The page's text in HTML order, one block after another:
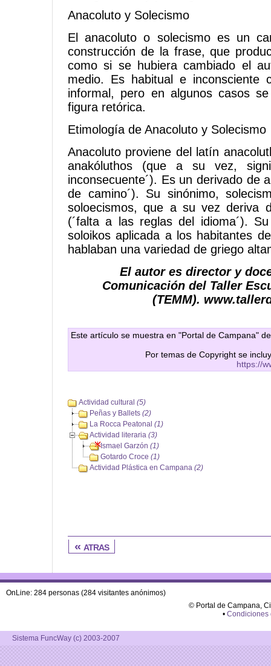
Anacoluto y Solecismo
El anacoluto o solecismo es un
construcción de la frase, que
como si se hubiera cambiado el
medio. Es habitual e inconsciente
informal, pero en algunos casos
figura retórica.
Etimología de Anacoluto y Solecismo
Anacoluto proviene del latín
anakóluthos (que a su vez,
inconsecuente´). Es un derivado de
de camino´). Su sinónimo,
soloecismos, que a su vez deriva
(´falta a las reglas del idioma´).
soloikos aplicada a los habitantes
hablaban una variedad de griego
El autor es director y
Comunicación del Taller
(TEMM).
Este artículo se muestra en "Portal de Campana"
Por temas de Copyright se
https://
Actividad cultural (5)
Peñas y Ballets (2)
La Rocca Peatonal (1)
Actividad literaria (3)
Ismael Garzón (1)
Gotardo Croce (1)
Actividad Plástica en Campana (2)
« atras
OnLine: 284 personas (284 visitantes anónimos)
© Portal de Campana,
• Condiciones
Sistema FuncWay (c) 2003-2007